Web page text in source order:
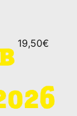
19,50€